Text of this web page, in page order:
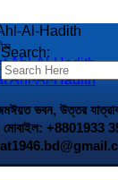
Search:
Al-Hadith
ভবন, উত্তর
+8801933